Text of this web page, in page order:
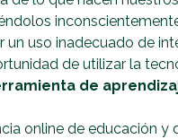
un uso inadecuado de
de utilizar la
de
online de educación y